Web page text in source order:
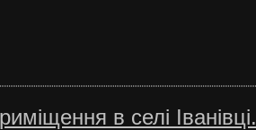
в селі Іванівці.